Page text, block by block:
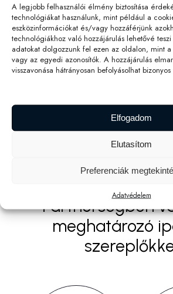
A legjobb felhasználói élmény biztosítása
technológiákat használunk, mint például a
eszközinformációkat és/vagy hozzáférjünk
technológiákhoz való hozzájárulás lehetővé
adatokat dolgozzunk fel ezen az oldalon, mint
vagy az egyedi azonosítók. A hozzájárulás
visszavonása hátrányosan befolyásolhat
Elfogadom
Elutasítom
Preferenciák
Adatvédelem
Partnerségben
meghatározó